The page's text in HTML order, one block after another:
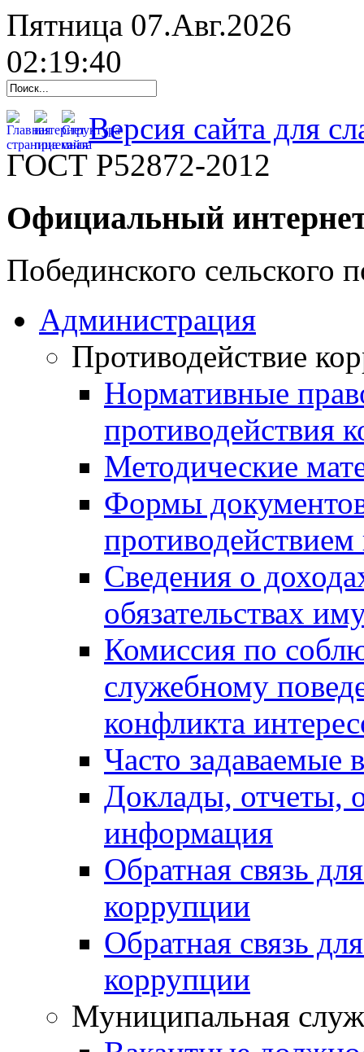
Пятница 07.Авг.2026
02:19:41
Версия сайта для
ГОСТ Р52872-2012
Официальный
Побединского сельского
Администрация
Противодействие
Нормативные
противодействия
Методические
Формы
Сведения о
обязательствах
Комиссия по
служебному
конфликта
Часто задаваемые
Доклады, отчеты,
информация
Обратная связь
коррупции
Обратная связь
коррупции
Муниципальная